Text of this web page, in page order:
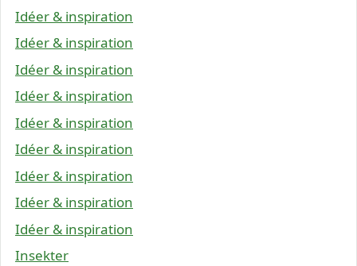
Idéer & inspiration
Idéer & inspiration
Idéer & inspiration
Idéer & inspiration
Idéer & inspiration
Idéer & inspiration
Idéer & inspiration
Idéer & inspiration
Idéer & inspiration
Insekter